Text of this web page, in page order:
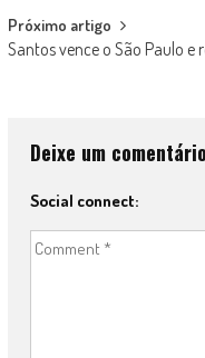
Próximo artigo
Santos vence o São Paulo
Deixe um comentário
Social connect: